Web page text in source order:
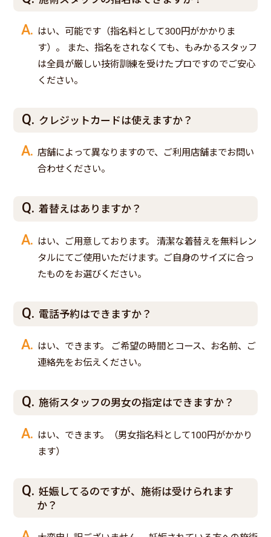
はい、可能です（指名料として300円がかかりま
す）。 また、指名をされなくても、もみかるスタッフ
は全員が厳しい技術訓練を受けたプロですのでご安心
ください。
クレジットカードは使えますか？
店舗によって異なりますので、ご利用店舗までお問い
合わせください。
着替えはありますか？
はい、ご用意しております。 清潔な着替えを無料レン
タルにてご使用いただけます。ご自身のサイズに合っ
たものをお選びください。
電話予約はできますか？
はい、できます。 ご希望の時間とコース、お名前、ご
連絡先をお伝えください。
施術スタッフの男女の指定はできますか？
はい、できます。（男女指名料として100円がかかり
ます）
妊娠してるのですが、施術は受けられます
か？